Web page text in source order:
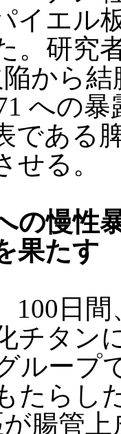
エル
。研究
から
への
である
せる。
の慢性
果たす
日間
チタン
ループ
たらし
腸管